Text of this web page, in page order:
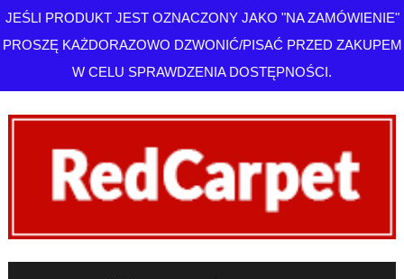
JEŚLI PRODUKT JEST OZNACZONY JAKO "NA ZAMÓWIENIE"
PROSZĘ KAŻDORAZOWO DZWONIĆ/PISAĆ PRZED ZAKUPEM
W CELU SPRAWDZENIA DOSTĘPNOŚCI.